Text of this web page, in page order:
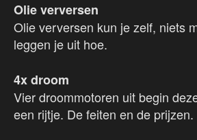
Olie verversen
Olie verversen kun je zelf, niets
leggen je uit hoe.
4x droom
Vier droommotoren uit begin
een rijtje. De feiten en de prijzen.